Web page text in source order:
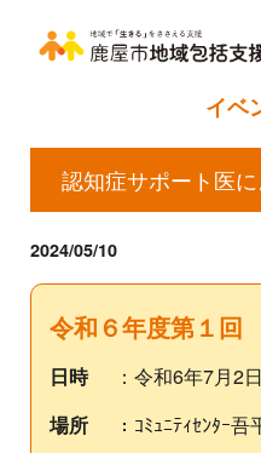
イベ
認知症サポート医
2024/05/10
令和６年度第１回
日時
：令和6年7月2
場所
：ｺﾐｭﾆﾃｨｾﾝﾀｰ